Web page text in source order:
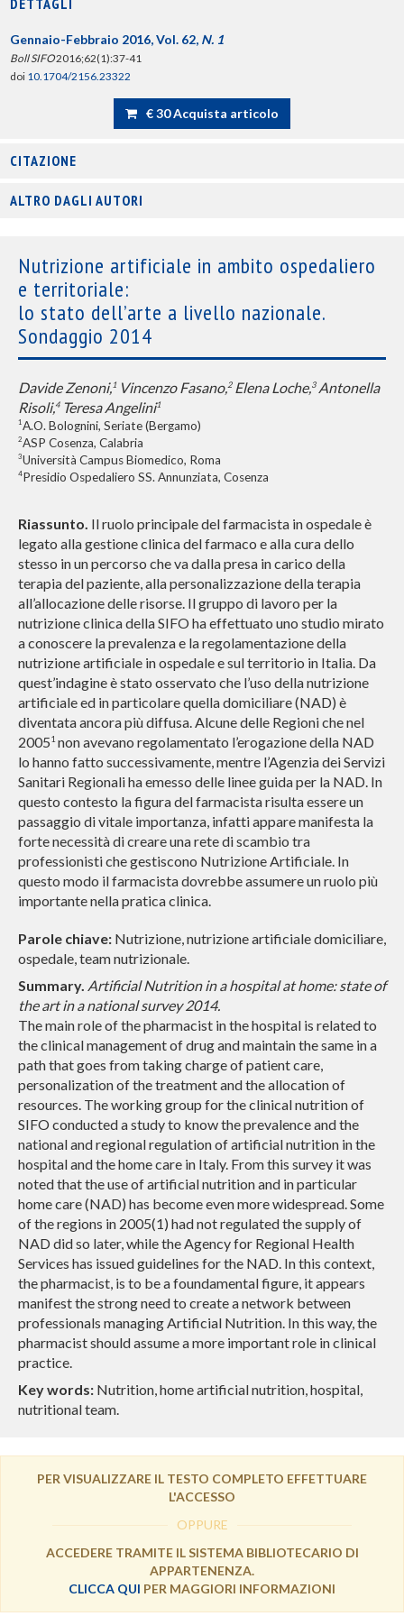
DETTAGLI
Gennaio-Febbraio 2016, Vol. 62, N. 1
Boll SIFO2016;62(1):37-41
doi 10.1704/2156.23322
€ 30 Acquista articolo
CITAZIONE
ALTRO DAGLI AUTORI
Nutrizione artificiale in ambito ospedaliero
e territoriale:
lo stato dell’arte a livello nazionale.
Sondaggio 2014
Davide Zenoni,1 Vincenzo Fasano,2Elena Loche,3 Antonella
Risoli,4Teresa Angelini1
1A.O. Bolognini, Seriate (Bergamo)
2ASP Cosenza, Calabria
3Università Campus Biomedico, Roma
4Presidio Ospedaliero SS. Annunziata, Cosenza
Riassunto. Il ruolo principale del farmacista in ospedale è
legato alla gestione clinica del farmaco e alla cura dello
stesso in un percorso che va dalla presa in carico della
terapia del paziente, alla personalizzazione della terapia
all’allocazione delle risorse. Il gruppo di lavoro per la
nutrizione clinica della SIFO ha effettuato uno studio mirato
a conoscere la prevalenza e la regolamentazione della
nutrizione artificiale in ospedale e sul territorio in Italia. Da
quest’indagine è stato osservato che l’uso della nutrizione
artificiale ed in particolare quella domiciliare (NAD) è
diventata ancora più diffusa. Alcune delle Regioni che nel
20051non avevano regolamentato l’erogazione della NAD
lo hanno fatto successivamente, mentre l’Agenzia dei Servizi
Sanitari Regionali ha emesso delle linee guida per la NAD. In
questo contesto la figura del farmacista risulta essere un
passaggio di vitale importanza, infatti appare manifesta la
forte necessità di creare una rete di scambio tra
professionisti che gestiscono Nutrizione Artificiale. In
questo modo il farmacista dovrebbe assumere un ruolo più
importante nella pratica clinica.
Parole chiave: Nutrizione, nutrizione artificiale domiciliare,
ospedale, team nutrizionale.
Summary. Artificial Nutrition in a hospital at home: state of
the art in a national survey 2014.
The main role of the pharmacist in the hospital is related to
the clinical management of drug and maintain the same in a
path that goes from taking charge of patient care,
personalization of the treatment and the allocation of
resources. The working group for the clinical nutrition of
SIFO conducted a study to know the prevalence and the
national and regional regulation of artificial nutrition in the
hospital and the home care in Italy. From this survey it was
noted that the use of artificial nutrition and in particular
home care (NAD) has become even more widespread. Some
of the regions in 2005(1) had not regulated the supply of
NAD did so later, while the Agency for Regional Health
Services has issued guidelines for the NAD. In this context,
the pharmacist, is to be a foundamental figure, it appears
manifest the strong need to create a network between
professionals managing Artificial Nutrition. In this way, the
pharmacist should assume a more important role in clinical
practice.
Key words: Nutrition, home artificial nutrition, hospital,
nutritional team.
PER VISUALIZZARE IL TESTO COMPLETO EFFETTUARE
L'ACCESSO
OPPURE
ACCEDERE TRAMITE IL SISTEMA BIBLIOTECARIO DI
APPARTENENZA.
CLICCA QUI PER MAGGIORI INFORMAZIONI